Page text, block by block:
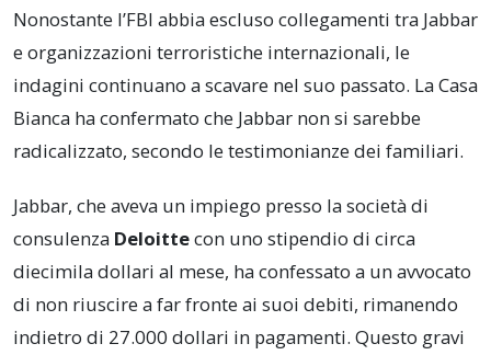
Nonostante l’FBI abbia escluso collegamenti tra Jabbar
e organizzazioni terroristiche internazionali, le
indagini continuano a scavare nel suo passato. La Casa
Bianca ha confermato che Jabbar non si sarebbe
radicalizzato, secondo le testimonianze dei familiari.
Jabbar, che aveva un impiego presso la società di
consulenza Deloittecon uno stipendio di circa
diecimila dollari al mese, ha confessato a un avvocato
di non riuscire a far fronte ai suoi debiti, rimanendo
indietro di 27.000 dollari in pagamenti. Questo gravi